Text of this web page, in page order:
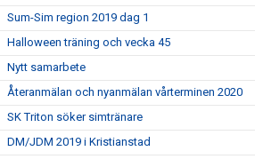
Sum-Sim region 2019 dag 1
Halloween träning och vecka 45
Nytt samarbete
Återanmälan och nyanmälan vårterminen 2020
SK Triton söker simtränare
DM/JDM 2019 i Kristianstad